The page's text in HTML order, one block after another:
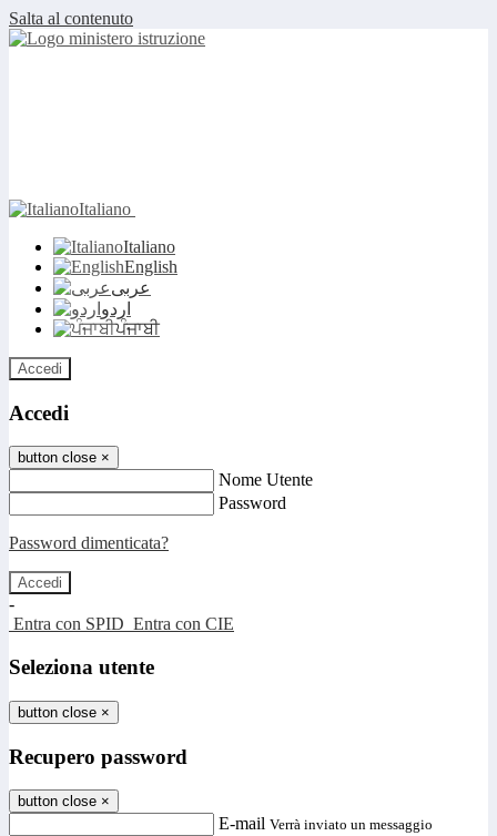
Salta al contenuto
Italiano
Italiano
English
عربى
اردو
ਪੰਜਾਬੀ
Accedi
Accedi
button close ×
Nome Utente
Password
Password dimenticata?
-
Entra con SPID Entra con CIE
Seleziona utente
button close ×
Recupero password
button close ×
E-mail Verrà inviato un messaggio